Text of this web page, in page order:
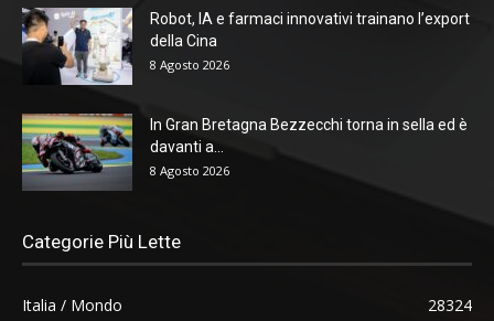
Robot, IA e farmaci innovativi trainano l’export
della Cina
8 Agosto 2026
In Gran Bretagna Bezzecchi torna in sella ed è
davanti a...
8 Agosto 2026
Categorie Più Lette
Italia / Mondo
28324